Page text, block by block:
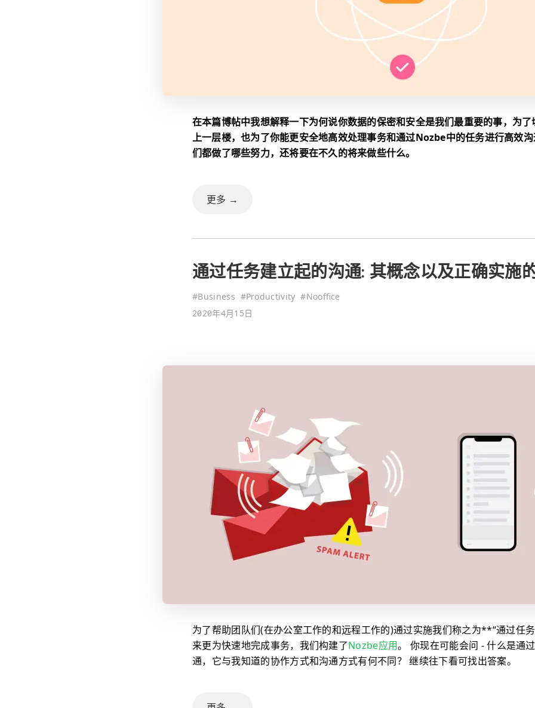
在本篇博帖中我想解释一下为何说你数据的保密和安全是我们最重要的事，为
上一层楼，也为了你能更安全地高效处理事务和通过Nozbe中的任务进行高效
们都做了哪些努力，还将要在不久的将来做些什么。
更多 →
通过任务建立起的沟通: 其概念以及正确实施
#Business #Productivity #Nooffice
2020年4月15日
为了帮助团队们(在办公室工作的和远程工作的)通过实施我们称之为**“通过任
来更为快速地完成事务，我们构建了Nozbe应用。 你现在可能会问 - 什么是通
通，它与我知道的协作方式和沟通方式有何不同？ 继续往下看可找出答案。